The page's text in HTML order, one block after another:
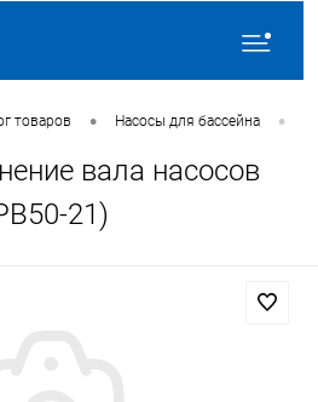
товаров • Насосы для бассейна •
вала насосов
21)